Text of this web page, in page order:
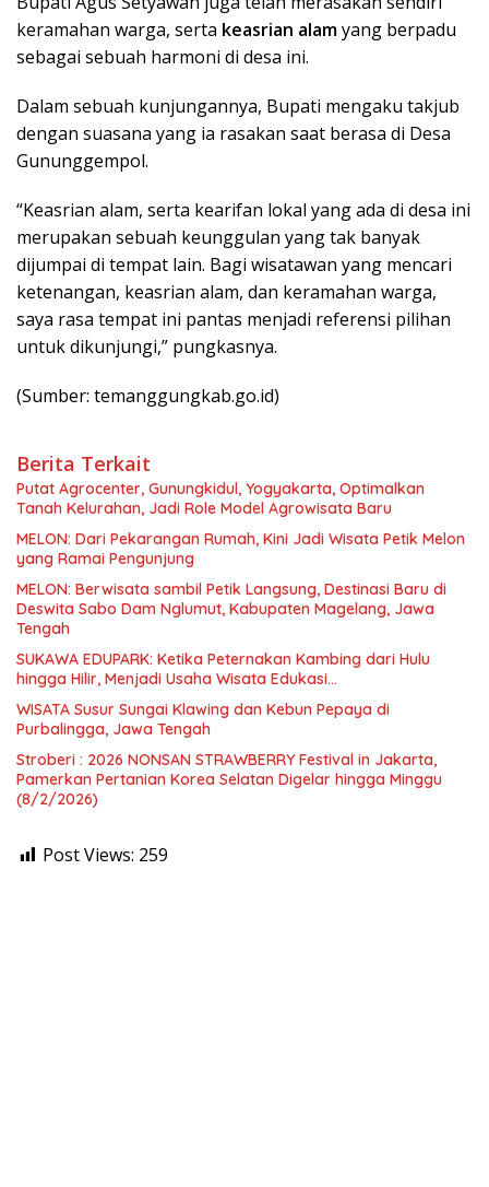
keramahan warga, serta keasrian alamyang berpadu
sebagai sebuah harmoni di desa ini.
Dalam sebuah kunjungannya, Bupati mengaku takjub
dengan suasana yang ia rasakan saat berasa di Desa
Gununggempol.
“Keasrian alam, serta kearifan lokal yang ada di desa ini
merupakan sebuah keunggulan yang tak banyak
dijumpai di tempat lain. Bagi wisatawan yang mencari
ketenangan, keasrian alam, dan keramahan warga,
saya rasa tempat ini pantas menjadi referensi pilihan
untuk dikunjungi,” pungkasnya.
(Sumber: temanggungkab.go.id)
Berita Terkait
Putat Agrocenter, Gunungkidul, Yogyakarta, Optimalkan
Tanah Kelurahan, Jadi Role Model Agrowisata Baru
MELON: Dari Pekarangan Rumah, Kini Jadi Wisata Petik Melon
yang Ramai Pengunjung
MELON: Berwisata sambil Petik Langsung, Destinasi Baru di
Deswita Sabo Dam Nglumut, Kabupaten Magelang, Jawa
Tengah
SUKAWA EDUPARK: Ketika Peternakan Kambing dari Hulu
hingga Hilir, Menjadi Usaha Wisata Edukasi…
WISATA Susur Sungai Klawing dan Kebun Pepaya di
Purbalingga, Jawa Tengah
Stroberi : 2026 NONSAN STRAWBERRY Festival in Jakarta,
Pamerkan Pertanian Korea Selatan Digelar hingga Minggu
(8/2/2026)
Post Views: 259